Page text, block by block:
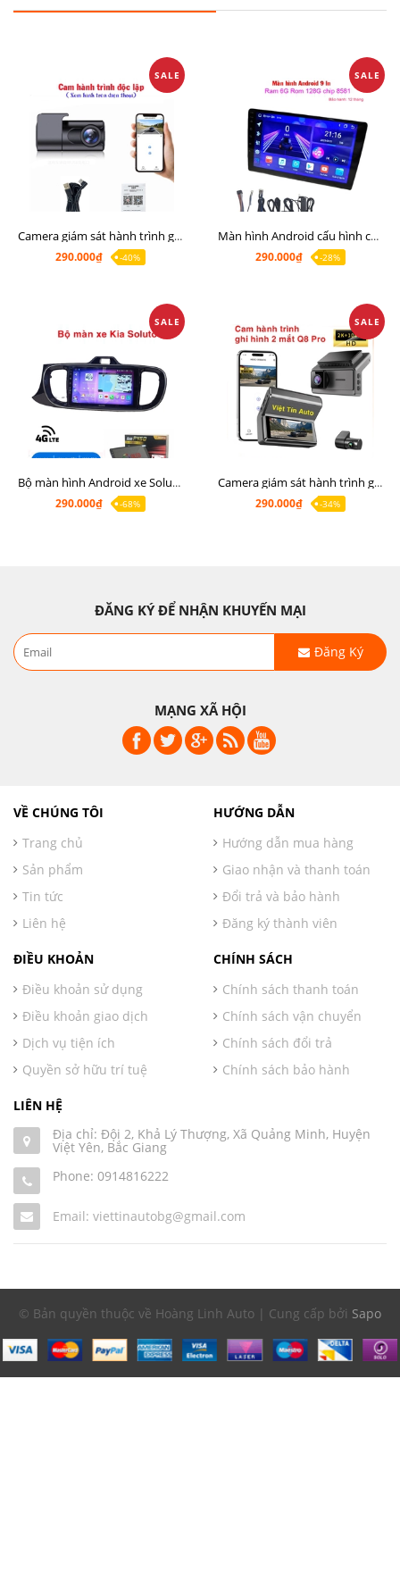
SALE
Camera giám sát hành trình giá rẻ, cam hành trình cho màn Android, cam hành trình kết nối điện thoại
290.000₫
-40%
SALE
Màn hình Android cấu hình cao Ram 6G Rom 128G chip 8 nhân 8581
290.000₫
-28%
SALE
Bộ màn hình Android xe Soluto, mặt dưỡng lắp màn hình Soluto kèm rắc zin
290.000₫
-68%
SALE
Camera giám sát hành trình ghi hình 2 mắt Q8 Pro độ phân giải 2K +1080P
290.000₫
-34%
ĐĂNG KÝ ĐỂ NHẬN KHUYẾN MẠI
Đăng Ký
MẠNG XÃ HỘI
VỀ CHÚNG TÔI
Trang chủ
Sản phẩm
Tin tức
Liên hệ
HƯỚNG DẪN
Hướng dẫn mua hàng
Giao nhận và thanh toán
Đổi trả và bảo hành
Đăng ký thành viên
ĐIỀU KHOẢN
Điều khoản sử dụng
Điều khoản giao dịch
Dịch vụ tiện ích
Quyền sở hữu trí tuệ
CHÍNH SÁCH
Chính sách thanh toán
Chính sách vận chuyển
Chính sách đổi trả
Chính sách bảo hành
LIÊN HỆ
Địa chỉ: Đội 2, Khả Lý Thượng, Xã Quảng Minh, Huyện
Việt Yên, Bắc Giang
Phone: 0914816222
Email: viettinautobg@gmail.com
© Bản quyền thuộc về Hoàng Linh Auto | Cung cấp bởi Sapo